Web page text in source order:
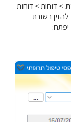
> דוחות > דוחות
להזין בשורת
יפתח: